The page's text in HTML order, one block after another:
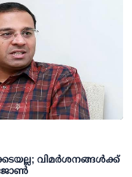
വിമര്‍ശനങ്ങള്‍ക്ക്
ജോണ്‍